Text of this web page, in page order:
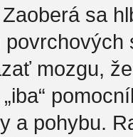
sa
mozgu,
a pohybu.